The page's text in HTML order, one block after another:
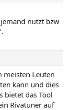
nutzt bzw
meisten Leuten
kann und dies
bietet das Tool
Rivatuner auf